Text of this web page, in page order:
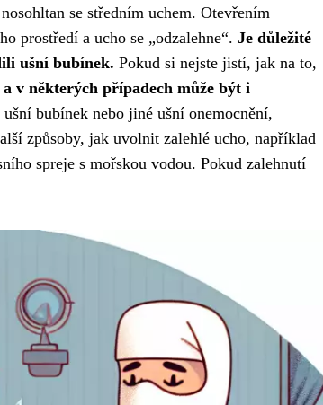
se středním uchem. Otevřením
prostředí a ucho se „odzalehne“. Je důležité
ušní bubínek. Pokud si nejste jistí, jak na to,
v některých případech může být i
bubínek nebo jiné ušní onemocnění,
způsoby, jak uvolnit zalehlé ucho, například
spreje s mořskou vodou. Pokud zalehnutí